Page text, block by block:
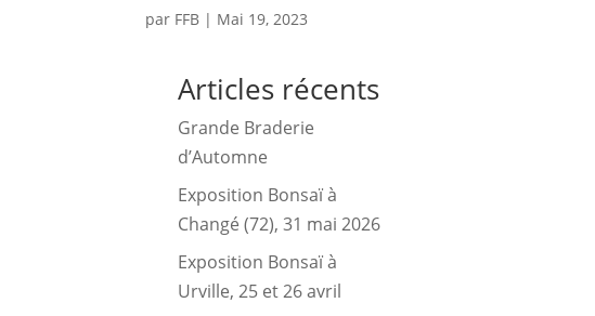
par FFB | Mai 19, 2023
Articles récents
Grande Braderie
d’Automne
Exposition Bonsaï à
Changé (72), 31 mai 2026
Exposition Bonsaï à
Urville, 25 et 26 avril